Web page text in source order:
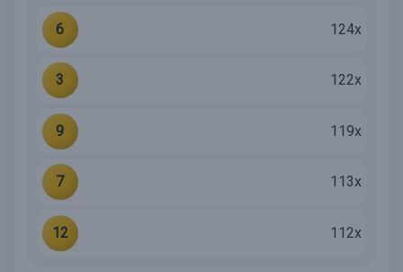
6 124x
3 122x
9 119x
7 113x
12 112x